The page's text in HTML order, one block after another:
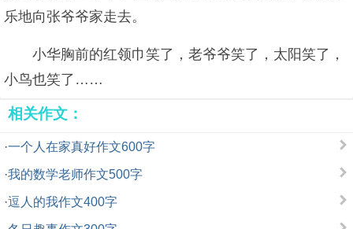
乐地向张爷爷家走去。
小华胸前的红领巾笑了，老爷爷笑了，太阳笑了，
小鸟也笑了……
相关作文：
·一个人在家真好作文600字
·我的数学老师作文500字
·逗人的我作文400字